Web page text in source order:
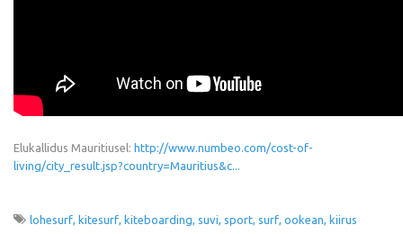
Elukallidus Mauritiusel: http://www.numbeo.com/cost-of-
living/city_result.jsp?country=Mauritius&c...
lohesurf kitesurf kiteboarding suvi sport surf ookean kiirus